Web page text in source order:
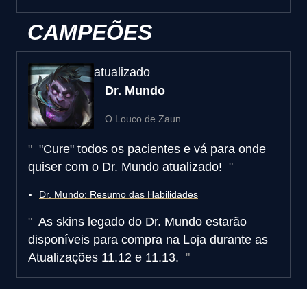
CAMPEÕES
atualizado
Dr. Mundo
O Louco de Zaun
"Cure" todos os pacientes e vá para onde
quiser com o Dr. Mundo atualizado!
Dr. Mundo: Resumo das Habilidades
As skins legado do Dr. Mundo estarão
disponíveis para compra na Loja durante as
Atualizações 11.12 e 11.13.